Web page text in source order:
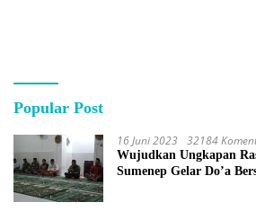
Popular Post
16 Juni 2023 32184
Wujudkan Ungkapan
Sumenep Gelar Do’a